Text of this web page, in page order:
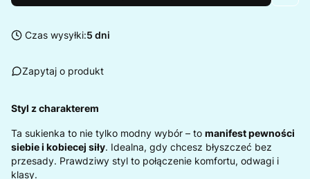
Czas wysyłki:5 dni
Zapytaj o produkt
Styl z charakterem
Ta sukienka to nie tylko modny wybór – to manifest pewności
siebie i kobiecej siły. Idealna, gdy chcesz błyszczeć bez
przesady. Prawdziwy styl to połączenie komfortu, odwagi i
klasy.